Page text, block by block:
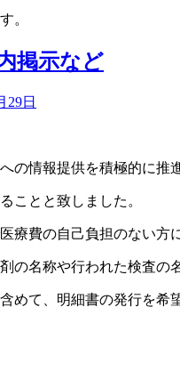
。
掲示など
29日
の情報提供を積極的に推
ことと致しました。
療費の自己負担のない方
の名称や行われた検査
めて、明細書の発行を希